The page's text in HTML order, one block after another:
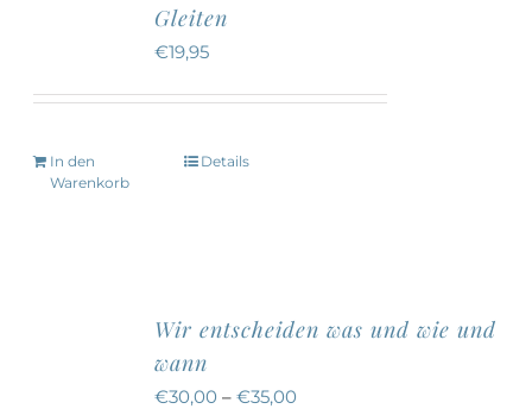
Gleiten
€19,95
In den
Warenkorb
Details
Wir entscheiden was und wie und
wann
€30,00 –€35,00